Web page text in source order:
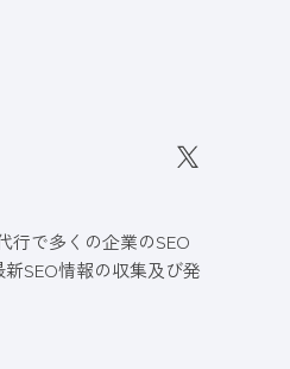
行で多くの企業のSEO
SEO情報の収集及び発